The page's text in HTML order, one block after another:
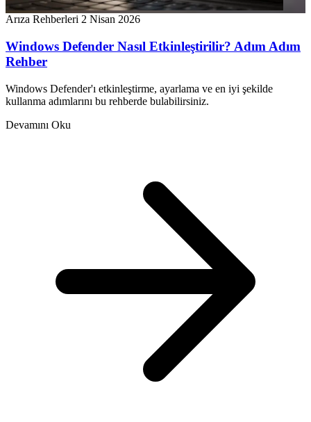
Arıza Rehberleri 2 Nisan 2026
Windows Defender Nasıl Etkinleştirilir? Adım Adım
Rehber
Windows Defender'ı etkinleştirme, ayarlama ve en iyi şekilde
kullanma adımlarını bu rehberde bulabilirsiniz.
Devamını Oku